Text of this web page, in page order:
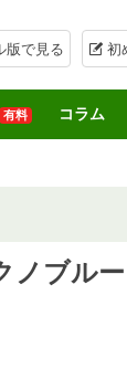
版で見る 初
有料 コラム
ノブル